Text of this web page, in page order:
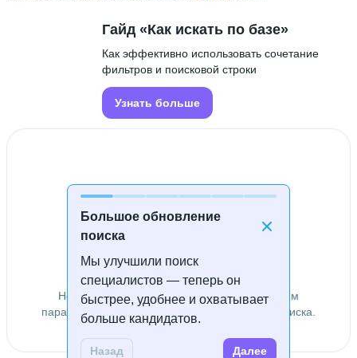
Большое обновление
поиска
Мы улучшили поиск
специалистов — теперь он
быстрее, удобнее и охватывает
больше кандидатов.
Назад Далее
Гайд «Как искать по базе»
Как эффективно использовать сочетание
фильтров и поисковой строки
Узнать больше
Специалисты не найдены
Не удалось найти специалистов по заданным
параметрам. Попробуйте изменить условия поиска.